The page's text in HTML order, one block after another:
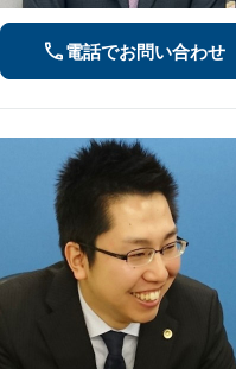
電話でお問い合わせ